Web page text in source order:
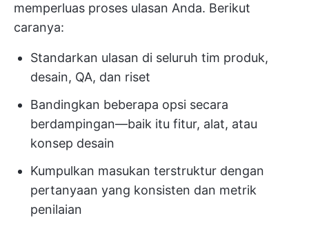
memperluas proses ulasan Anda. Berikut
caranya:
Standarkan ulasan di seluruh tim produk,
desain, QA, dan riset
Bandingkan beberapa opsi secara
berdampingan—baik itu fitur, alat, atau
konsep desain
Kumpulkan masukan terstruktur dengan
pertanyaan yang konsisten dan metrik
penilaian